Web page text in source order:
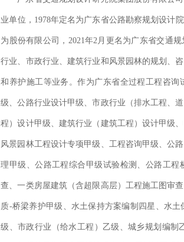
业单位，1978年定名为广东省公路勘察规划设计
为股份有限公司，2021年2月更名为广东省交通
行业、市政行业、建筑行业和风景园林的规划、
和养护施工等业务。作为广东省全过程工程咨
级、公路行业设计甲级、市政行业（排水工程、
程）设计甲级、建筑行业（建筑工程）设计甲级
风景园林工程设计专项甲级、工程咨询甲级、公
理甲级、公路工程综合甲级试验检测、公路工
查、一类房屋建筑（含超限高层）工程施工图审
质-桥梁养护甲级、水土保持方案编制四星、水
级、市政行业（给水工程）乙级、城乡规划编制